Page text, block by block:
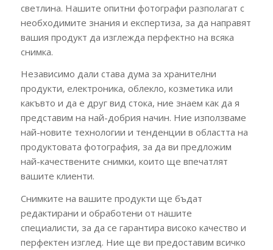
светлина. Нашите опитни фотографи разполагат с
необходимите знания и експертиза, за да направят
вашия продукт да изглежда перфектно на всяка
снимка.
Независимо дали става дума за хранителни
продукти, електроника, облекло, козметика или
какъвто и да е друг вид стока, ние знаем как да я
представим на най-добрия начин. Ние използваме
най-новите технологии и тенденции в областта на
продуктовата фотография, за да ви предложим
най-качествените снимки, които ще впечатлят
вашите клиенти.
Снимките на вашите продукти ще бъдат
редактирани и обработени от нашите
специалисти, за да се гарантира високо качество и
перфектен изглед. Ние ще ви предоставим всичко